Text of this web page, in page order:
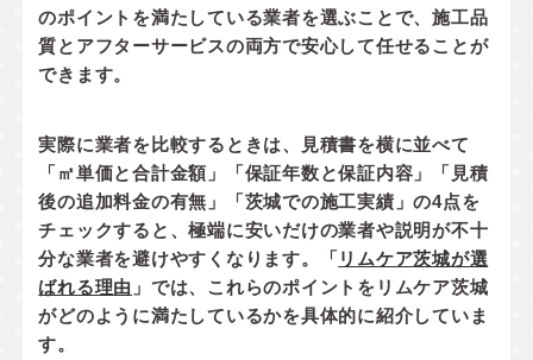
のポイントを満たしている業者を選ぶことで、施工品
質とアフターサービスの両方で安心して任せることが
できます。
実際に業者を比較するときは、見積書を横に並べて
「㎡単価と合計金額」「保証年数と保証内容」「見積
後の追加料金の有無」「茨城での施工実績」の4点を
チェックすると、極端に安いだけの業者や説明が不十
分な業者を避けやすくなります。「 リムケア茨城が選
ばれる理由 」では、これらのポイントをリムケア茨城
がどのように満たしているかを具体的に紹介していま
す。